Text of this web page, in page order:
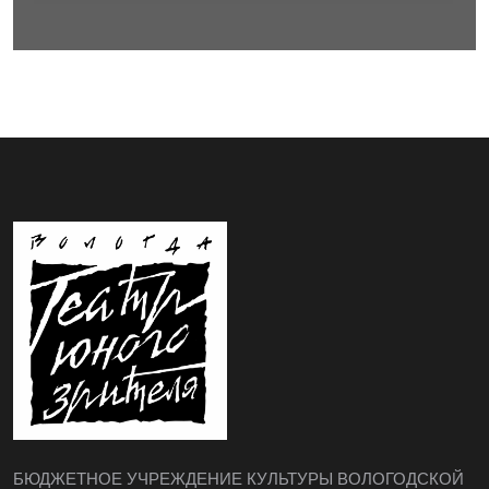
БЮДЖЕТНОЕ УЧРЕЖДЕНИЕ КУЛЬТУРЫ ВОЛОГОДСКОЙ